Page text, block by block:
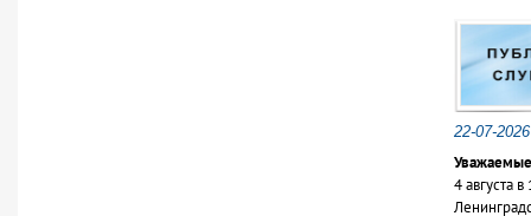
22-07-2026
4 августа